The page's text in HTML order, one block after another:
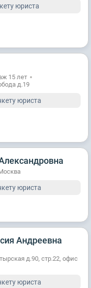
юриста
15 лет
д.19
юриста
юриста
Андреевна
д.90, стр.22, офис
юриста